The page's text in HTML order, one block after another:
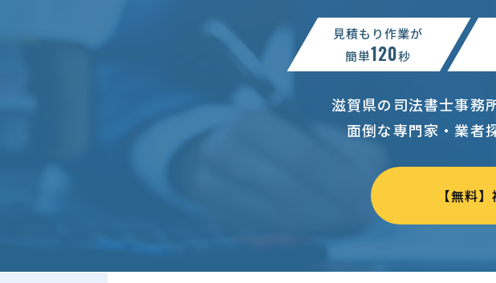
見積もり作業が
簡単120秒
滋賀県の司法書士事務
面倒な専門家・業者
【無料
無保険加害者への少額訴訟対応を相談したい 15万円まで
【自己破産の相談】の相談・問合せ 15万円まで
司法書士への相談・問合せ
役員変更の定款変更登記代行依頼（滋賀）
予算上限なし
30万円まで
【緊急！民家から商売(喫茶店)へ登記変更】司法書士への相
遺産分割協議書作成と不動産登記の相談（滋賀県発注）